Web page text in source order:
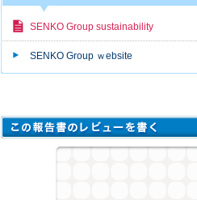
SENKO Group sustainability
SENKO Group ｗebsite